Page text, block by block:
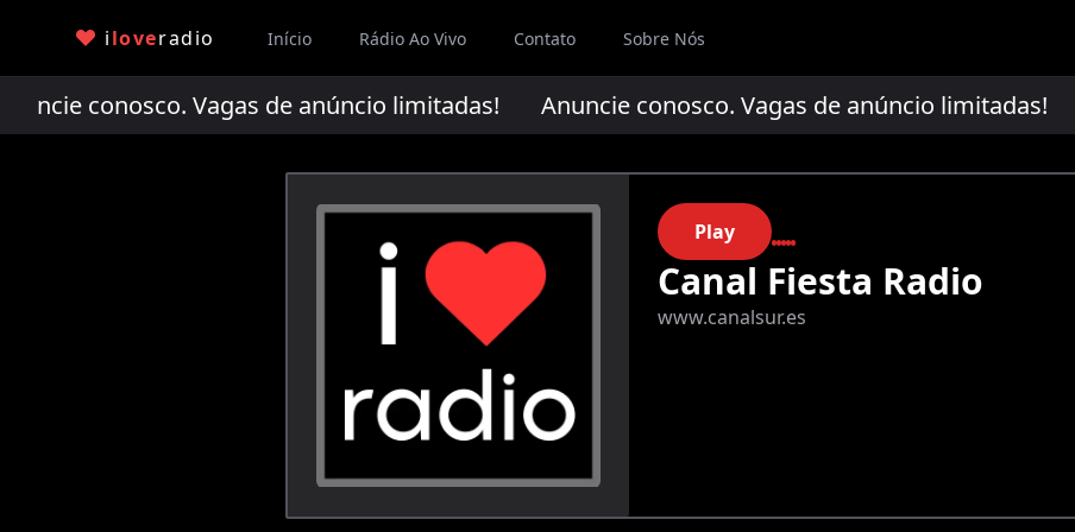
iloveradio Início Rádio Ao Vivo Contato Sobre Nós
conosco. Vagas de anúncio limitadas!Anuncie conosco. Vagas de anúncio limitadas!
Play
Canal Fiesta Radio
www.canalsur.es